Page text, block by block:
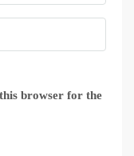
browser for the